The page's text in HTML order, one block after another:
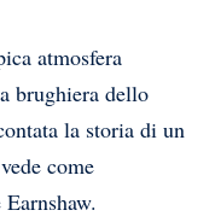
atmosfera
brughiera dello
la storia di un
come